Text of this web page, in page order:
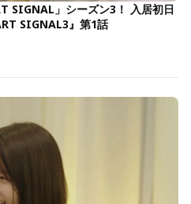
SIGNAL」シーズン3！ 入居初日
SIGNAL3』第1話